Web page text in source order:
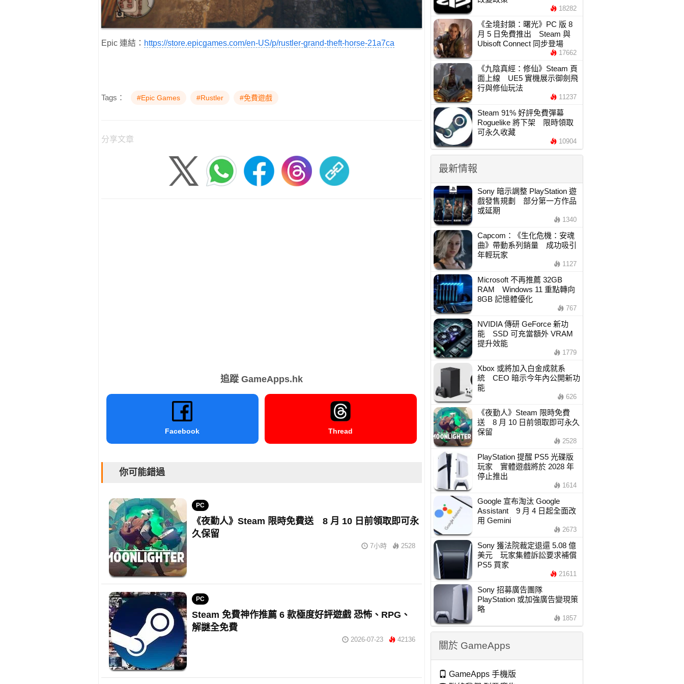
Epic 連結： https://store.epicgames.com/en-US/p/rustler-grand-theft-horse-21a7ca
Tags： #Epic Games #Rustler #免費遊戲
分享文章
追蹤 GameApps.hk
Facebook Thread
你可能錯過
PC
《夜勤人》Steam 限時免費送 8 月 10 日前領取即可永
久保留
7小時 2528
PC
Steam 免費神作推薦 6 款極度好評遊戲 恐怖、RPG、
解謎全免費
2026-07-23 42136
18282
《全境封鎖：曙光》PC 版 8
月 5 日免費推出 Steam 與
Ubisoft Connect 同步登場
17662
《九陰真經：修仙》Steam 頁
面上線 UE5 實機展示御劍飛
行與修仙玩法
11237
Steam 91% 好評免費彈幕
Roguelike 將下架 限時領取
可永久收藏
10904
最新情報
Sony 暗示調整 PlayStation 遊
戲發售規劃 部分第一方作品
或延期
1340
Capcom：《生化危機：安魂
曲》帶動系列銷量 成功吸引
年輕玩家
1127
Microsoft 不再推薦 32GB
RAM Windows 11 重點轉向
8GB 記憶體優化
767
NVIDIA 傳研 GeForce 新功
能 SSD 可充當額外 VRAM
提升效能
1779
Xbox 或將加入白金成就系
統 CEO 暗示今年內公開新功
能
626
《夜勤人》Steam 限時免費
送 8 月 10 日前領取即可永久
保留
2528
PlayStation 提醒 PS5 光碟版
玩家 實體遊戲將於 2028 年
停止推出
1614
Google 宣布淘汰 Google
Assistant 9 月 4 日起全面改
用 Gemini
2673
Sony 獲法院裁定退還 5.08 億
美元 玩家集體訴訟要求補償
PS5 買家
21611
Sony 招募廣告團隊
PlayStation 或加強廣告變現策
略
1857
關於 GameApps
GameApps 手機版